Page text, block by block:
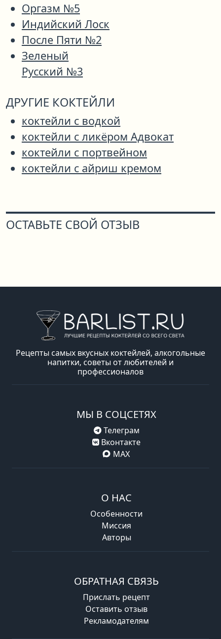
Оргазм №5
Индийский Лоск
После Пяти №2
Зеленый
Русский №3
ДРУГИЕ КОКТЕЙЛИ
коктейли с водкой
коктейли с ликёром Адвокат
коктейли с портвейном
коктейли с айриш кремом
ОСТАВЬТЕ СВОЙ ОТЗЫВ
Рецепты самых вкусных коктейлей, алкогольные
напитки, советы от любителей и
профессионалов
МЫ В СОЦСЕТЯХ
Телеграм
Вконтакте
MAX
О НАС
Особенности
Миссия
Авторы
ОБРАТНАЯ СВЯЗЬ
Прислать рецепт
Оставить отзыв
Рекламодателям